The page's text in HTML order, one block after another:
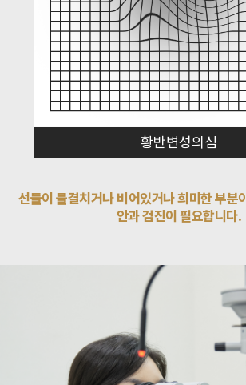
황반변성의심
선들이 물결치거나 비어있거나 희미한 부분
안과 검진이 필요합니다.